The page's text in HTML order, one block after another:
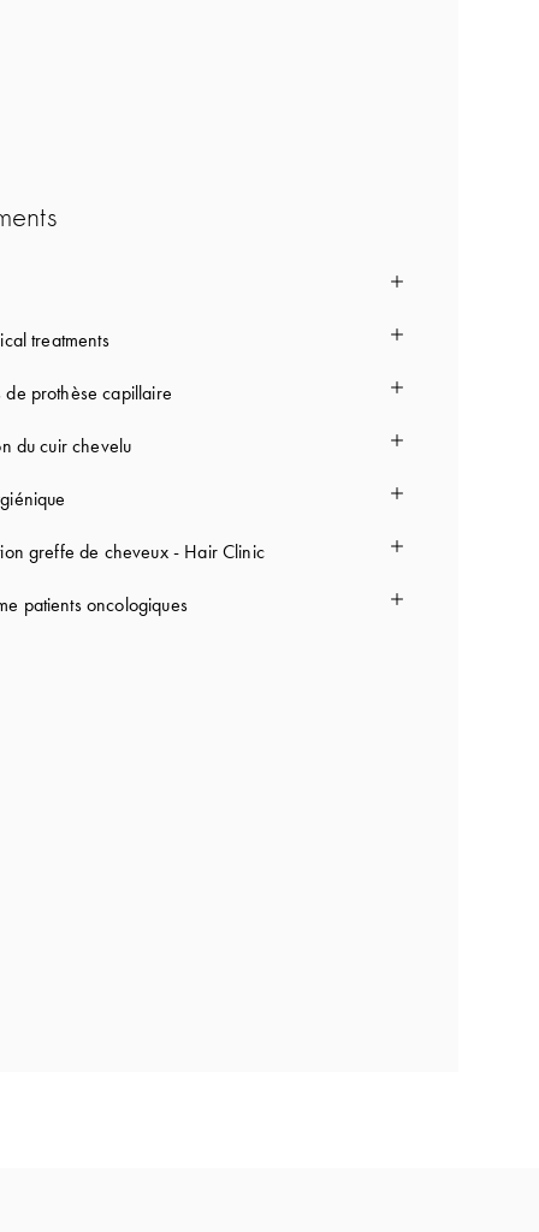
treatments
de prothèse capillaire
du cuir chevelu
greffe de cheveux - Hair Clinic
patients oncologiques